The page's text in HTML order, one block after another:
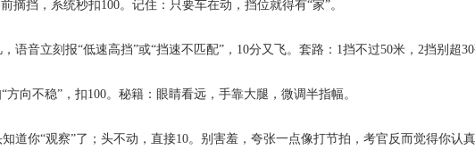
挡，系统秒扣100。记住：只要车在动，挡位就得有“家”。
音立刻报“低速高挡”或“挡速不匹配”，10分又飞。套路：1挡不过50米，2挡别超
向不稳”，扣100。秘籍：眼睛看远，手靠大腿，微调半指幅。
道你“观察”了；头不动，直接10。别害羞，夸张一点像打节拍，考官反而觉得你认